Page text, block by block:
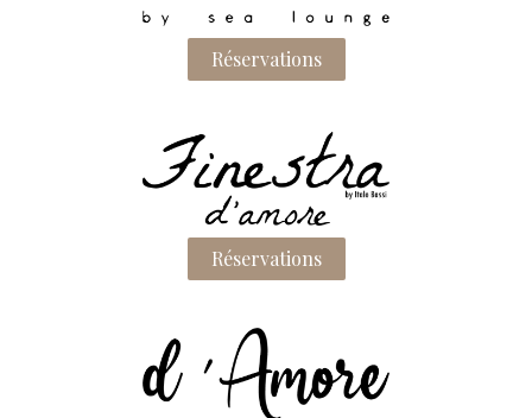
Réservations
Réservations